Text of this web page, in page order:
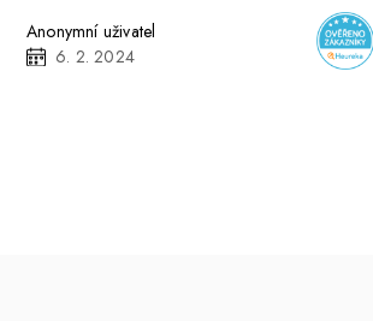
Anonymní uživatel
6. 2. 2024